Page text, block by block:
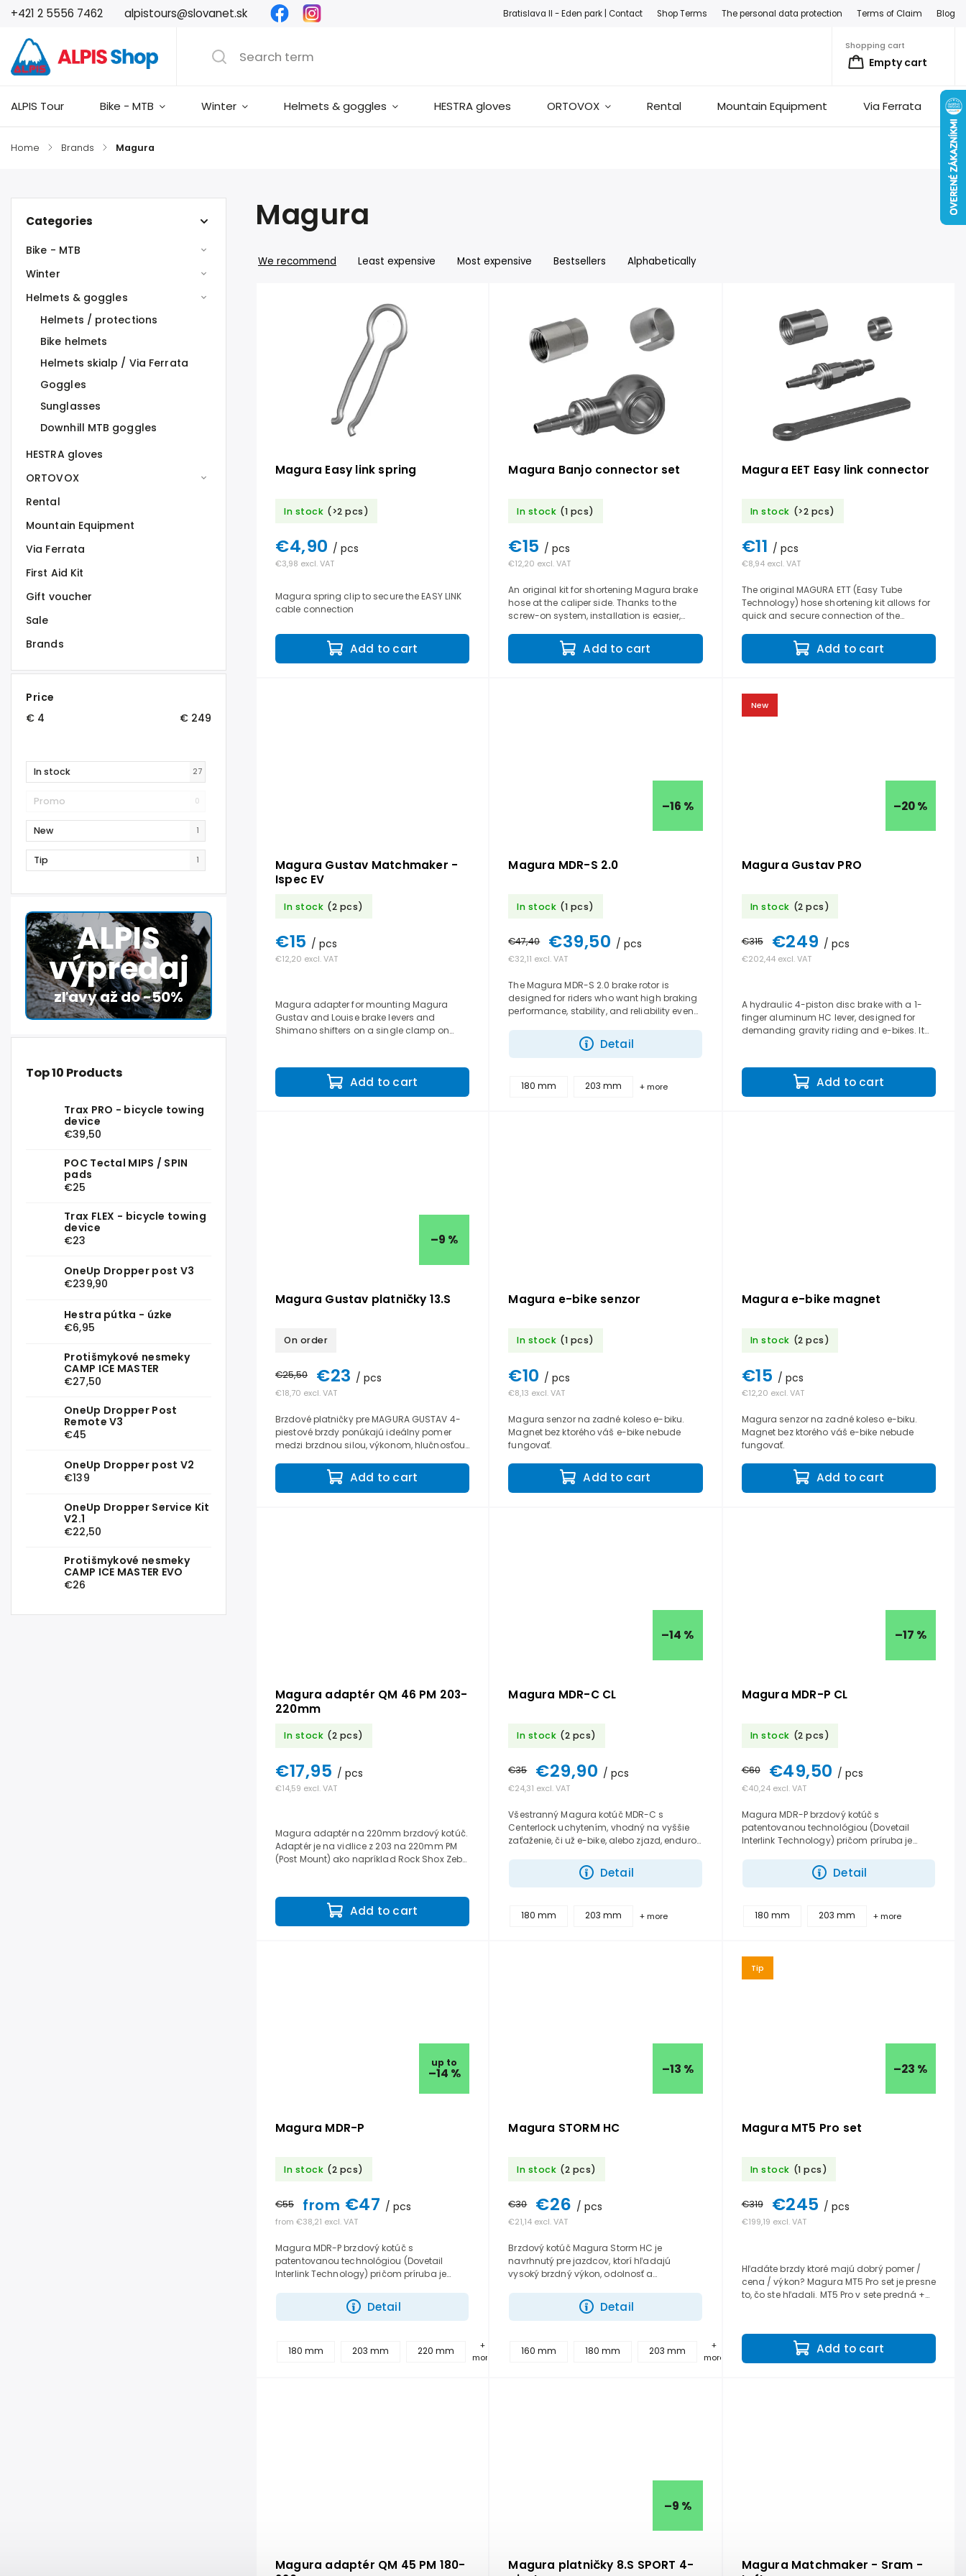
+421 2 5556 7462 alpistours@slovanet.sk Facebook Bratislava II - Eden park | Contact Shop Terms The personal data protection Terms of Claim Blog
Shopping cart
Empty cart
ALPIS Tour Bike - MTB Winter Helmets & goggles HESTRA gloves ORTOVOX Rental Mountain Equipment Via Ferrata
Home / Brands / Magura
Categories
Bike - MTB
Winter
Helmets & goggles
Helmets / protections
Bike helmets
Helmets skialp / Via Ferrata
Goggles
Sunglasses
Downhill MTB goggles
HESTRA gloves
ORTOVOX
Rental
Mountain Equipment
Via Ferrata
First Aid Kit
Gift voucher
Sale
Brands
Price
€ 4 € 249
In stock 27
Promo 0
New 1
Tip 1
zľavy až do -50%
ALPIS
výpredaj
Top 10 Products
Trax PRO - bicycle towing
device
€39,50
POC Tectal MIPS / SPIN
pads
€25
Trax FLEX - bicycle towing
device
€23
OneUp Dropper post V3
€239,90
Hestra pútka - úzke
€6,95
Protišmykové nesmeky
CAMP ICE MASTER
€27,50
OneUp Dropper Post
Remote V3
€45
OneUp Dropper post V2
€139
OneUp Dropper Service Kit
V2.1
€22,50
Protišmykové nesmeky
CAMP ICE MASTER EVO
€26
Magura
We recommend Least expensive Most expensive Bestsellers Alphabetically
Magura Easy link spring
In stock (>2 pcs)
€3,98 excl. VAT
€4,90 / pcs
Add to cart
Magura spring clip to secure the EASY LINK
cable connection
Magura Banjo connector set
In stock (1 pcs)
€12,20 excl. VAT
€15 / pcs
Add to cart
An original kit for shortening Magura brake
hose at the caliper side. Thanks to the
screw-on system, installation is easier,
and...
Magura EET Easy link connector
In stock (>2 pcs)
€8,94 excl. VAT
€11 / pcs
Add to cart
The original MAGURA ETT (Easy Tube
Technology) hose shortening kit allows for
quick and secure connection of the
brake lever without any...
Magura Gustav Matchmaker -
Ispec EV
In stock (2 pcs)
€12,20 excl. VAT
€15 / pcs
Add to cart
Magura adapter for mounting Magura
Gustav and Louise brake levers and
Shimano shifters on a single clamp on
–16 %
Magura MDR-S 2.0
In stock (1 pcs)
€32,11 excl. VAT
€47,40 €39,50 / pcs
Detail
The Magura MDR-S 2.0 brake rotor is
designed for riders who want high braking
performance, stability, and reliability even
loads. Thanks to...
180 mm 203 mm + more
New
–20 %
Magura Gustav PRO
In stock (2 pcs)
€202,44 excl. VAT
€315 €249 / pcs
Add to cart
A hydraulic 4-piston disc brake with a 1-
finger aluminum HC lever, designed for
demanding gravity riding and e-bikes. It
–9 %
Magura Gustav platničky 13.S
On order
€18,70 excl. VAT
€25,50 €23 / pcs
Add to cart
Brzdové platničky pre MAGURA GUSTAV 4-
piestové brzdy ponúkajú ideálny pomer
medzi brzdnou silou, výkonom, hlučnosťou
Magura e-bike senzor
In stock (1 pcs)
€8,13 excl. VAT
€10 / pcs
Add to cart
Magura senzor na zadné koleso e-biku.
Magnet bez ktorého váš e-bike nebude
fungovať.
Magura e-bike magnet
In stock (2 pcs)
€12,20 excl. VAT
€15 / pcs
Add to cart
Magura senzor na zadné koleso e-biku.
Magnet bez ktorého váš e-bike nebude
fungovať.
Magura adaptér QM 46 PM 203-
220mm
In stock (2 pcs)
€14,59 excl. VAT
€17,95 / pcs
Add to cart
Magura adaptér na 220mm brzdový kotúč.
Adaptér je na vidlice z 203 na 220mm PM
(Post Mount) ako napríklad Rock Shox Zebb,
–14 %
Magura MDR-C CL
In stock (2 pcs)
€24,31 excl. VAT
€35 €29,90 / pcs
Detail
Všestranný Magura kotúč MDR-C s
Centerlock uchytením, vhodný na vyššie
zaťaženie, či už e-bike, alebo zjazd, enduro.
brzdovú časť, je pevný a...
180 mm 203 mm + more
–17 %
Magura MDR-P CL
In stock (2 pcs)
€40,24 excl. VAT
€60 €49,50 / pcs
Detail
Magura MDR-P brzdový kotúč s
patentovanou technológiou (Dovetail
Interlink Technology) pričom príruba je
šiestimi nitmi o brzdovú časť...
180 mm 203 mm + more
up to
–14 %
Magura MDR-P
In stock (2 pcs)
from €38,21 excl. VAT
€55 from €47 / pcs
Detail
Magura MDR-P brzdový kotúč s
patentovanou technológiou (Dovetail
Interlink Technology) pričom príruba je
šiestimi nitmi o brzdovú časť...
180 mm 203 mm 220 mm
+
more
–13 %
Magura STORM HC
In stock (2 pcs)
€21,14 excl. VAT
€30 €26 / pcs
Detail
Brzdový kotúč Magura Storm HC je
navrhnutý pre jazdcov, ktorí hľadajú
vysoký brzdný výkon, odolnosť a
zosilnenej konštrukcii zvláda vyššie...
160 mm 180 mm 203 mm
+
more
Tip
–23 %
Magura MT5 Pro set
In stock (1 pcs)
€199,19 excl. VAT
€319 €245 / pcs
Add to cart
Hľadáte brzdy ktoré majú dobrý pomer /
cena / výkon? Magura MT5 Pro set je presne
to, čo ste hľadali. MT5 Pro v sete predná +
Magura adaptér QM 45 PM 180-
–9 %
Magura platničky 8.S SPORT 4-
Magura Matchmaker - Sram -